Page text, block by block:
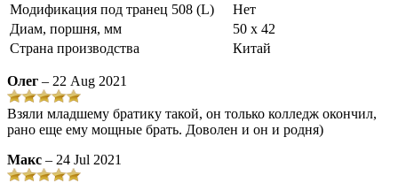
Модификация под транец 508 (L)
Нет
Диам, поршня, мм
50 x 42
Страна производства
Китай
Олег – 22 Aug 2021
Взяли младшему братику такой, он только колледж окончил,
рано еще ему мощные брать. Доволен и он и родня)
Макс – 24 Jul 2021